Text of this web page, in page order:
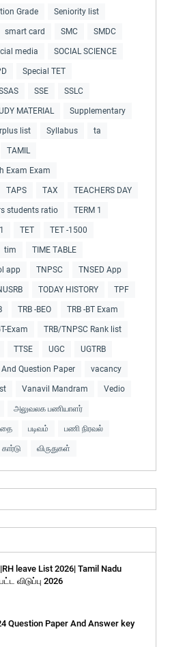
Grade Seniority list
smart card SMC SMDC
media SOCIAL SCIENCE
Special TET
SSE SSLC
MATERIAL Supplementary
list Syllabus ta
TAMIL
Exam Exam
TAPS TAX TEACHERS DAY
students ratio TERM 1
TET TET -1500
tim TIME TABLE
app TNPSC TNSED App
TODAY HISTORY TPF
TRB -BEO TRB -BT Exam
Exam TRB/TNPSC Rank list
TTSE UGC UGTRB
Question Paper vacancy
Vanavil Mandram Vedio
அலுவலக பணியாளர்
படிவம் பணி நிரவல்
விருதுகள்
leave List 2026| Tamil Nadu
விடுப்பு 2026
Question Paper And Answer key